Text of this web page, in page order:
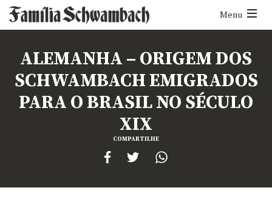
Menu
Menu
ALEMANHA – ORIGEM DOS
SCHWAMBACH EMIGRADOS
PARA O BRASIL NO SÉCULO
XIX
COMPARTILHE